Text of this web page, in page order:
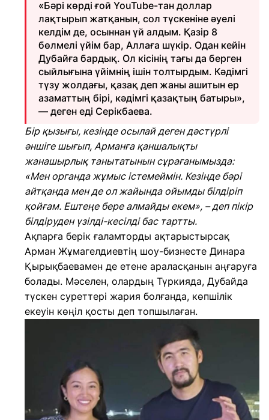
«Бәрі көрді ғой YouTube-тан доллар
лақтырып жатқанын, сол түскеніне әуелі
келдім де, осыннан үй алдым. Қазір 8
бөлмелі үйім бар, Аллаға шүкір. Одан кейін
Дубайға бардық. Ол кісінің тағы да берген
сыйлығына үйімнің ішін толтырдым. Кәдімгі
түзу жолдағы, қазақ деп жаны ашитын ер
азаматтың бірі, кәдімгі қазақтың батыры»,
― деген еді Серікбаева.
Бір қызығы, кезінде осылай деген дәстүрлі
әншіге шығып, Арманға қаншалықты
жанашырлық танытатынын сұрағанымызда:
«Мен органда жұмыс істемеймін. Кезінде бәрі
айтқанда мен де ол жайында ойымды білдіріп
қойғам. Ештеңе бере алмайды екем», – деп пікір
білдіруден үзілді-кесілді бас тартты.
Ақпарға берік ғаламторды ақтарыстырсақ
Арман Жұмагелдиевтің шоу-бизнесте Динара
Қырықбаевамен де етене араласқанын аңғаруға
болады. Мәселен, олардың Түркияда, Дубайда
түскен суреттері жария болғанда, көпшілік
екеуін көңіл қосты деп топшылаған.